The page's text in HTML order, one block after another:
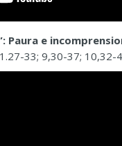
Paura e
33; 9,30-37; 10,32-